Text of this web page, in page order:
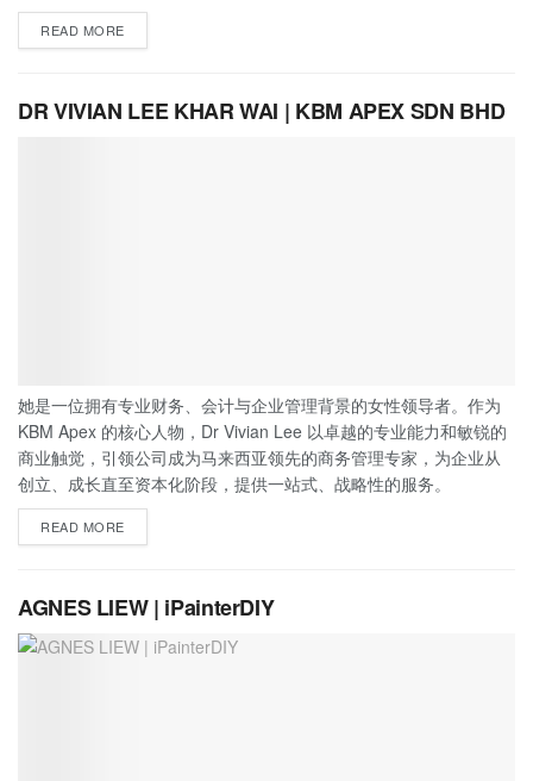
READ MORE
DR VIVIAN LEE KHAR WAI | KBM APEX SDN BHD
她是一位拥有专业财务、会计与企业管理背景的女性领导者。作为
KBM Apex 的核心人物，Dr Vivian Lee 以卓越的专业能力和敏锐的
商业触觉，引领公司成为马来西亚领先的商务管理专家，为企业从
创立、成长直至资本化阶段，提供一站式、战略性的服务。
READ MORE
AGNES LIEW | iPainterDIY